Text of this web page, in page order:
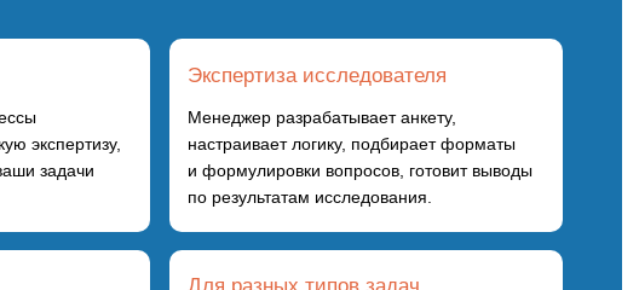
Менеджер разрабатывает анкету,
настраивает логику, подбирает форматы
и формулировки вопросов, готовит выводы
по результатам исследования.
Экспертиза исследователя
экспертизу,
задачи